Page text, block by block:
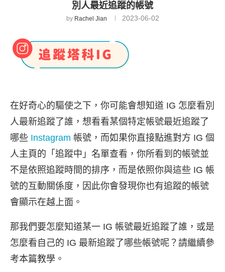
別人最近追蹤的帳號
by Rachel Jian 2023-06-02
在好奇心的驅使之下，你可能會想知道 IG 怎麼看別
人最新追蹤了誰，想看看某個特定帳號最近追蹤了
哪些 Instagram 帳號，而如果你直接點進對方 IG 個
人主頁的「追蹤中」名單查看，你所看到的帳號並
不是依照追蹤時間的排序，而是依照你與這些 IG 帳
號的互動關係度，因此你會發現你也有追蹤的帳號
會顯示在越上面。
那我們要怎麼知道某一 IG 帳號最近追蹤了誰，或是
怎麼看自己的 IG 最新追蹤了哪些帳號呢？請繼續參
考本篇教學。